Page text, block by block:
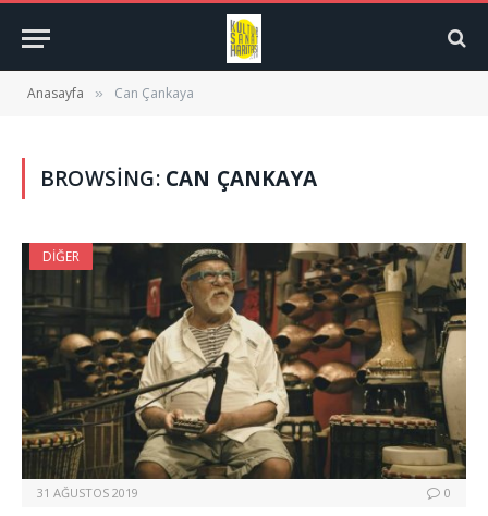
Anasayfa » Can Çankaya
BROWSING: CAN ÇANKAYA
DIĞER
31 AĞUSTOS 2019 0